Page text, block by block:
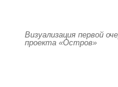
Визуализация первой
проекта «Остров»